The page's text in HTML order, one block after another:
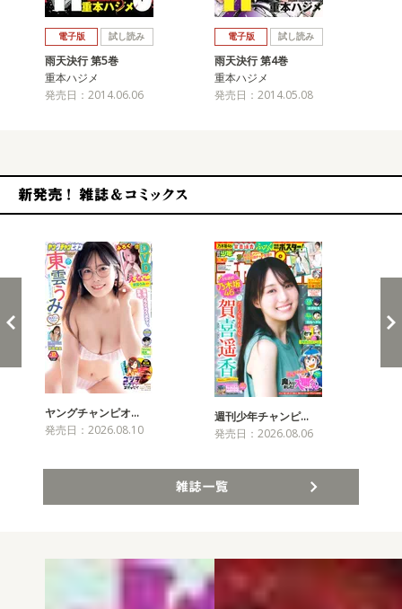
電子版 試し読み
雨天決行 第5巻
重本ハジメ
発売日：2014.06.06
電子版 試し読み
雨天決行 第4巻
重本ハジメ
発売日：2014.05.08
ヤングチャンピオ…
発売日：2026.08.10
週刊少年チャンピ…
発売日：2026.08.06